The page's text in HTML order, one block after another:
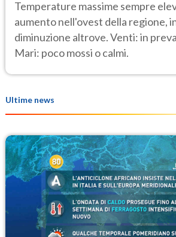
Temperature massime sempre
aumento nell'ovest della regione,
diminuzione altrove. Venti: in
Mari: poco mossi o calmi.
Ultime news